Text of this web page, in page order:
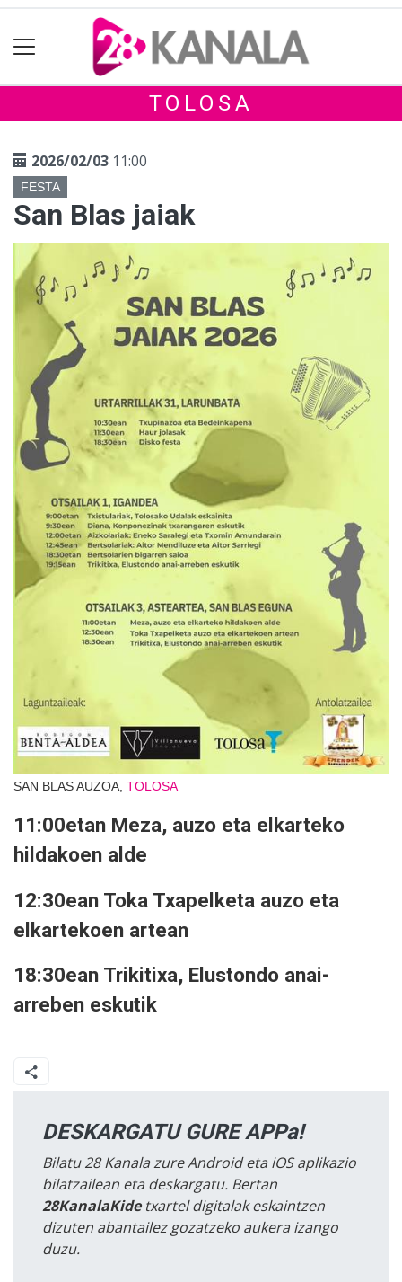
TOLOSA
2026/02/03 11:00
FESTA
San Blas jaiak
SAN BLAS AUZOA, TOLOSA
11:00etan Meza, auzo eta elkarteko
hildakoen alde
12:30ean Toka Txapelketa auzo eta
elkartekoen artean
18:30ean Trikitixa, Elustondo anai-
arreben eskutik
DESKARGATU GURE APPa!
Bilatu 28 Kanala zure Android eta iOS aplikazio
bilatzailean eta deskargatu. Bertan
28KanalaKidetxartel digitalak eskaintzen
dizuten abantailez gozatzeko aukera izango
duzu.